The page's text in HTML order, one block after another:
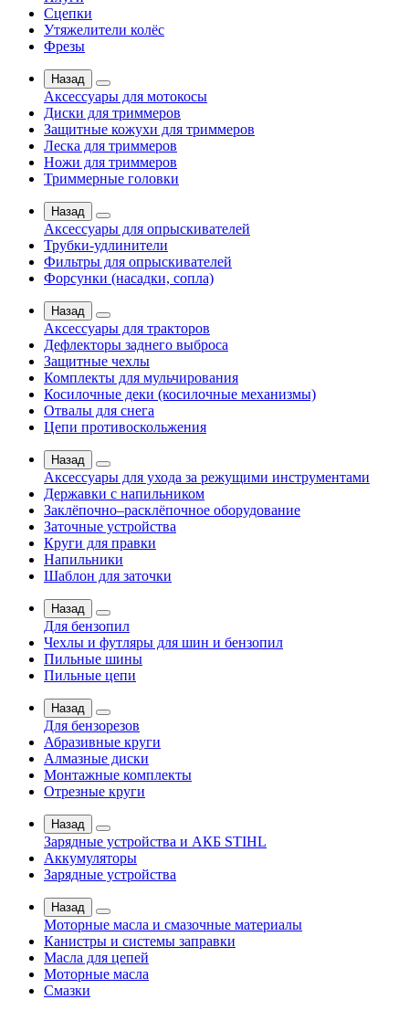
Сцепки
Утяжелители колёс
Фрезы
Назад
Аксессуары для мотокосы
Диски для триммеров
Защитные кожухи для триммеров
Леска для триммеров
Ножи для триммеров
Триммерные головки
Назад
Аксессуары для опрыскивателей
Трубки-удлинители
Фильтры для опрыскивателей
Форсунки (насадки, сопла)
Назад
Аксессуары для тракторов
Дефлекторы заднего выброса
Защитные чехлы
Комплекты для мульчирования
Косилочные деки (косилочные механизмы)
Отвалы для снега
Цепи противоскольжения
Назад
Аксессуары для ухода за режущими инструментами
Державки с напильником
Заклёпочно–расклёпочное оборудование
Заточные устройства
Круги для правки
Напильники
Шаблон для заточки
Назад
Для бензопил
Чехлы и футляры для шин и бензопил
Пильные шины
Пильные цепи
Назад
Для бензорезов
Абразивные круги
Алмазные диски
Монтажные комплекты
Отрезные круги
Назад
Зарядные устройства и АКБ STIHL
Аккумуляторы
Зарядные устройства
Назад
Моторные масла и смазочные материалы
Канистры и системы заправки
Масла для цепей
Моторные масла
Смазки